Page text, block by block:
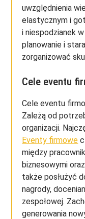
uwzględnienia
elastycznym i
i niespodzianek
planowanie i
zorganizować
Cele eventu
Cele eventu
Zależą od
organizacji.
Eventy firmowe
między
biznesowymi
także posłużyć
nagrody,
zespołowej.
generowania